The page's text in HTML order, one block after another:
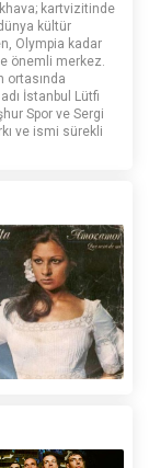
kartvizitinde
kültür
Olympia kadar
önemli merkez.
ortasında
İstanbul Lütfi
Spor ve Sergi
ve ismi sürekli